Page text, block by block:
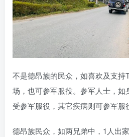
不是德昂族的民众，如喜欢及支持
场，也可参军服役。参军人士，
受参军服役，其它疾病则可参军服
德昂族民众，如两兄弟中，1人出